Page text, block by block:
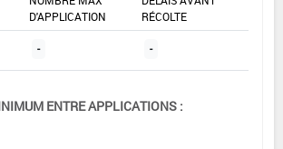
D'APPLICATION
RÉCOLTE
- -
ENTRE APPLICATIONS :